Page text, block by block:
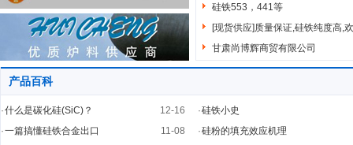
硅铁553，441等
[现货供应]质量保证,硅铁纯度高,
甘肃尚博辉商贸有限公司
产品百科
·什么是碳化硅(SiC)？
12-16
·一篇搞懂硅铁合金出口
11-08
·硅铁小史
·硅粉的填充效应机理